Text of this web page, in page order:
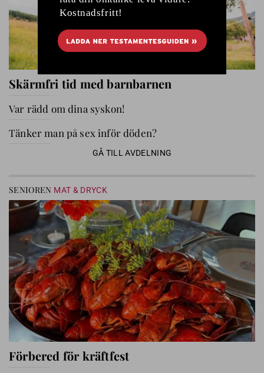
Skärmfri tid med barnbarnen
Var rädd om dina syskon!
Tänker man på sex inför döden?
GÅ TILL AVDELNING
SENIOREN MAT & DRYCK
Förbered för kräftfest